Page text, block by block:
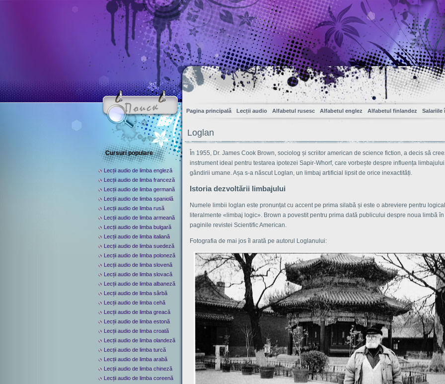
Pagina principală Lecții audio Alfabetul rusesc Alfabetul englez Alfabetul finlandez Salariile
Loglan
În 1955, Dr. James Cook Brown, sociolog și scriitor american de science fiction, a decis să
instrument ideal pentru testarea ipotezei Sapir-Whorf, care vorbește despre influența
gândirii umane. Așa s-a născut Loglan, un limbaj artificial lipsit de orice inexactități.
Istoria dezvoltării limbajului
Numele limbii loglan este pronunțat cu accent pe prima silabă și este o abreviere pentru
literalmente «limbaj logic». Brown a povestit pentru prima dată publicului despre noua limbă
paginile revistei Scientific American.
Fotografia de mai jos îl arată pe autorul Loglanului:
Cursuri populare
Lecții audio de limba engleză
Lecții audio de limba franceză
Lecții audio de limba germană
Lecții audio de limba spaniolă
Lecții audio de limba rusă
Lecții audio de limba armeană
Lecții audio de limba bulgară
Lecții audio de limba italiană
Lecții audio de limba suedeză
Lecții audio de limba poloneză
Lecții audio de limba slovenă
Lecții audio de limba slovacă
Lecții audio de limba albaneză
Lecții audio de limba sârbă
Lecții audio de limba cehă
Lecții audio de limba greacă
Lecții audio de limba estonă
Lecții audio de limba croată
Lecții audio de limba olandeză
Lecții audio de limba turcă
Lecții audio de limba arabă
Lecții audio de limba chineză
Lecții audio de limba coreenă